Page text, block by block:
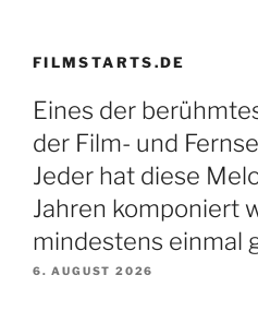
FILMSTARTS.DE
Eines der
der Film- und
Jeder hat diese
Jahren komponiert
mindestens einmal
6. AUGUST 2026